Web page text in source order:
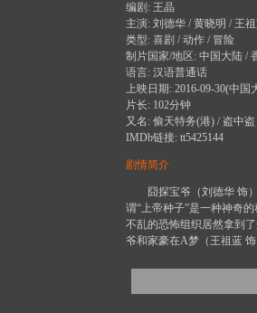
编剧: 王晶
主演: 刘德华 / 黄晓明 / 王
类型: 喜剧 / 动作 / 冒险
制片国家/地区: 中国大陆 /
语言: 汉语普通话
上映日期: 2016-09-30(中国
片长: 102分钟
又名: 偷天特务(港) / 盗中
IMDb链接: tt5425144
剧情简介
囧探宝爷（刘德华 饰）
谓“上帝种子”是一种神奇
不乱的恐怖组织居然拿到
爷和家豪在A梦（王祖蓝